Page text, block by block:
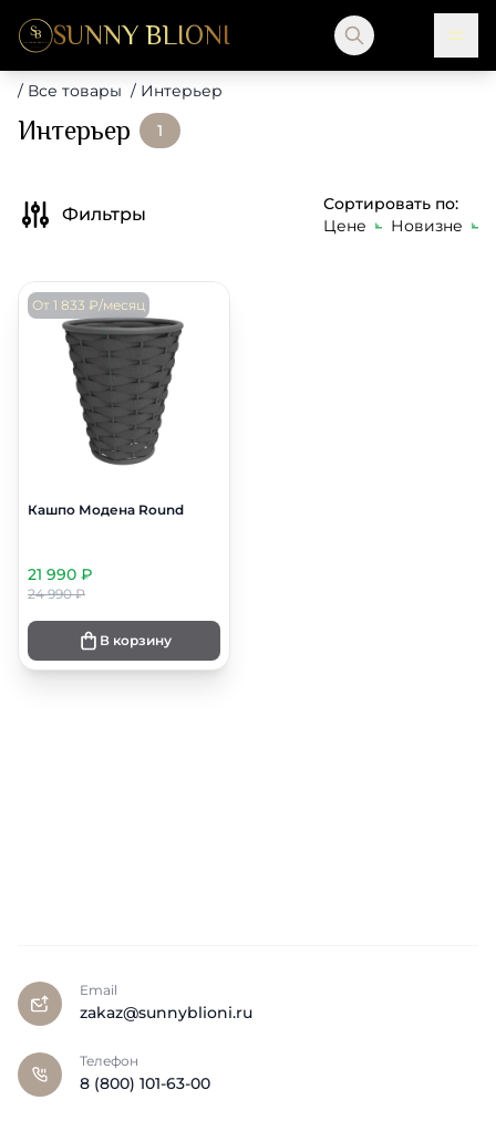
SUNNY BLIONI
/ Все товары / Интерьер
Интерьер 1
Фильтры
Сортировать по:
Цене
Новизне
От 1 833 ₽/месяц
Кашпо Модена Round
21 990 ₽
24 990 ₽
В корзину
Email
zakaz@sunnyblioni.ru
Телефон
8 (800) 101-63-00